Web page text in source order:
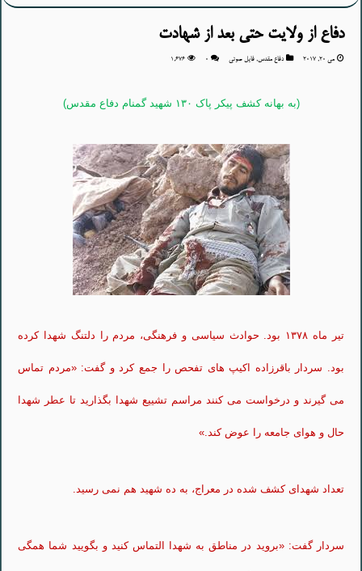
دفاع از ولایت حتی بعد از شهادت
می 20, 2017 دفاع مقدس,فایل صوتی ۰ 1,676
(به بهانه کشف پیکر پاک ۱۳۰ شهید گمنام دفاع مقدس)
تیر ماه ۱۳۷۸ بود. حوادث سیاسی و فرهنگی، مردم را دلتنگ شهدا کرده
بود. سردار باقرزاده اکیپ های تفحص را جمع کرد و گفت: «مردم تماس
می گیرند و درخواست می کنند مراسم تشییع شهدا بگذارید تا عطر شهدا
حال و هوای جامعه را عوض کند.»
تعداد شهدای کشف شده در معراج، به ده شهید هم نمی رسید.
سردار گفت: «بروید در مناطق به شهدا التماس کنید و بگویید شما همگی